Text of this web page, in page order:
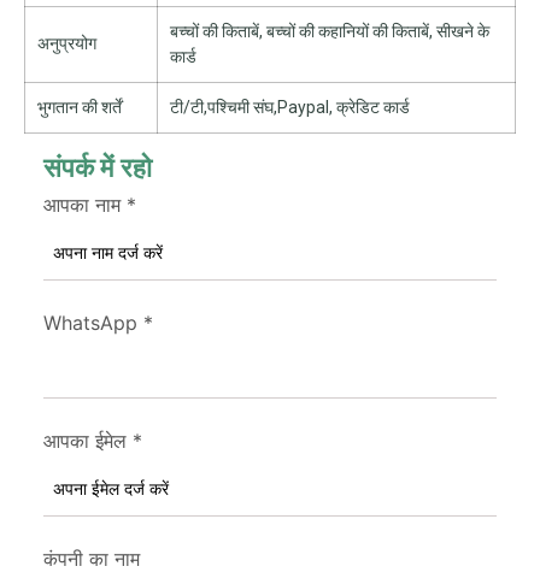
अनुप्रयोग
बच्चों की किताबें, बच्चों की कहानियों की किताबें, सीखने के
कार्ड
भुगतान की शर्तें टी/टी,पश्चिमी संघ,Paypal, क्रेडिट कार्ड
संपर्क में रहो
आपका नाम *
WhatsApp *
आपका ईमेल *
कंपनी का नाम